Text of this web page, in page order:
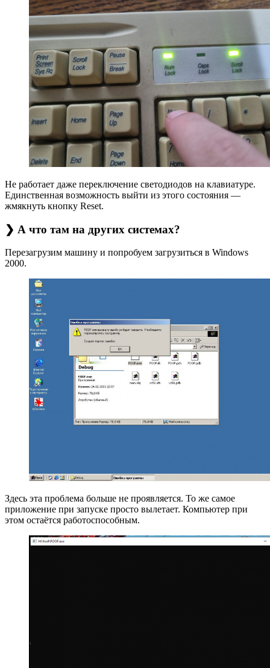
Не работает даже переключение светодиодов на клавиатуре.
Единственная возможность выйти из этого состояния —
жмякнуть кнопку Reset.
❯ А что там на других системах?
Перезагрузим машину и попробуем загрузиться в Windows
2000.
Здесь эта проблема больше не проявляется. То же самое
приложение при запуске просто вылетает. Компьютер при
этом остаётся работоспособным.